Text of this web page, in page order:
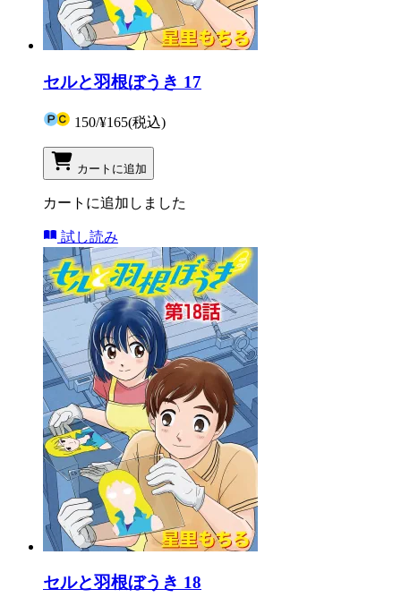
セルと羽根ぼうき 17
150/¥165(税込)
カートに追加
カートに追加しました
試し読み
セルと羽根ぼうき 18